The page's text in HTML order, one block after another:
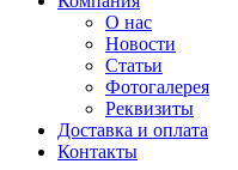
О нас
Новости
Статьи
Фотогалерея
Реквизиты
Доставка и оплата
Контакты